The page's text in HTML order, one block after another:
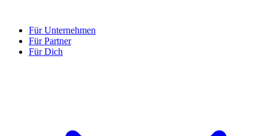
Für Unternehmen
Für Partner
Für Dich